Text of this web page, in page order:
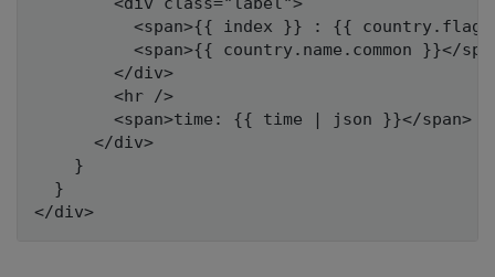
<span>{{ index }} : {{ country.flag
<span>{{ country.name.common }}</
        </div>
        <hr />
        <span>time: {{ time | json }}</span>
      </div>
    }
  }